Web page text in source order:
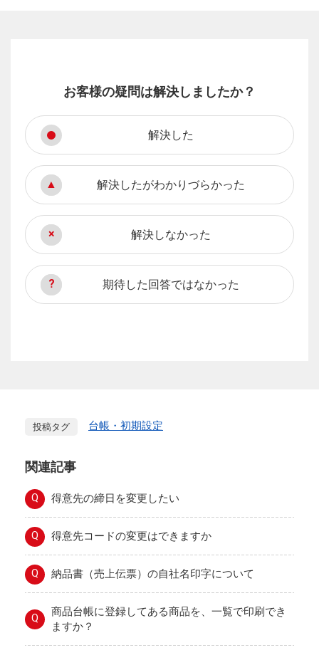
お客様の疑問は解決しましたか？
解決した
解決したがわかりづらかった
解決しなかった
期待した回答ではなかった
投稿タグ 台帳・初期設定
関連記事
Q 得意先の締日を変更したい
Q 得意先コードの変更はできますか
Q 納品書（売上伝票）の自社名印字について
Q
商品台帳に登録してある商品を、一覧で印刷でき
ますか？